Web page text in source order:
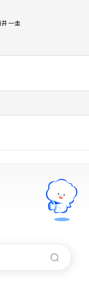
一圭